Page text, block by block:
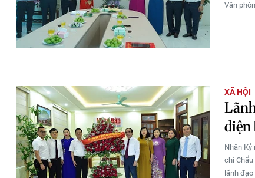
Văn
XÃ HỘI
diện
Nhân Kỷ
chí
lãnh